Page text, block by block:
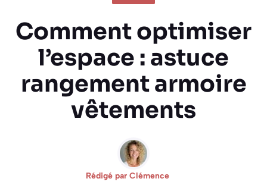
Comment optimiser
l’espace : astuce
rangement armoire
vêtements
Rédigé par Clémence